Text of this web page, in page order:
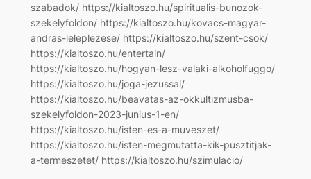
szabadok/ https://kialtoszo.hu/spiritualis-bunozok-
szekelyfoldon/ https://kialtoszo.hu/kovacs-magyar-
andras-leleplezese/ https://kialtoszo.hu/szent-csok/
https://kialtoszo.hu/entertain/
https://kialtoszo.hu/hogyan-lesz-valaki-alkoholfuggo/
https://kialtoszo.hu/joga-jezussal/
https://kialtoszo.hu/beavatas-az-okkultizmusba-
szekelyfoldon-2023-junius-1-en/
https://kialtoszo.hu/isten-es-a-muveszet/
https://kialtoszo.hu/isten-megmutatta-kik-pusztitjak-
a-termeszetet/ https://kialtoszo.hu/szimulacio/